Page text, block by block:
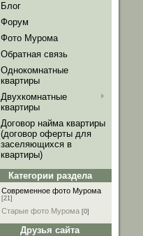
Блог
Форум
Фото Мурома
Обратная связь
Однокомнатные
квартиры
Двухкомнатные
квартиры
Договор найма квартиры
(договор оферты для
заселяющихся в
квартиры)
Категории раздела
Современное фото Мурома
[21]
Старые фото Мурома [0]
Друзья сайта